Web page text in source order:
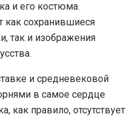
и его костюма.
сохранившиеся
так и изображения
и средневековой
в самое сердце
как правило, отсутствует